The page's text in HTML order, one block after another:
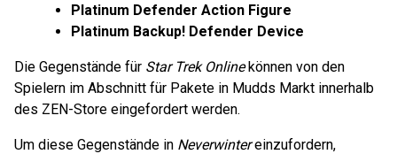
Platinum Defender Action Figure
Platinum Backup! Defender Device
Die Gegenstände für Star Trek Onlinekönnen von den
Spielern im Abschnitt für Pakete in Mudds Markt innerhalb
des ZEN-Store eingefordert werden.
Um diese Gegenstände in Neverwintereinzufordern,